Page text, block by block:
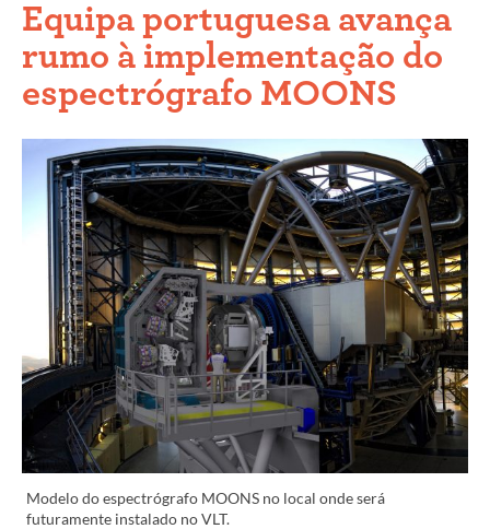
Equipa portuguesa avança
rumo à implementação do
espectrógrafo MOONS
Modelo do espectrógrafo MOONS no local onde será
futuramente instalado no VLT.